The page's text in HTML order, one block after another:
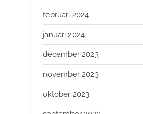
februari 2024
januari 2024
december 2023
november 2023
oktober 2023